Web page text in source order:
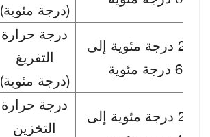
(درجة مئوية)
درجة حرارة
التفريغ
(درجة مئوية)
من -20 درجة مئوية إلى
درجة حرارة
التخزين
من -20 درجة مئوية إلى